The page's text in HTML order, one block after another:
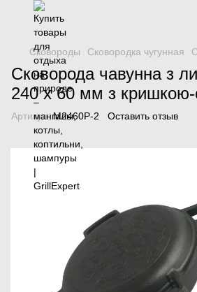
Сковороды Сковородка чугунная
Сковорода чавунна з
240 х 60 мм з
Артикул:M2460P-2 Оставить отзыв